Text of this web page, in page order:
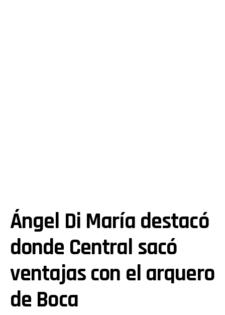
Ángel Di María destacó
donde Central sacó
ventajas con el arquero
de Boca